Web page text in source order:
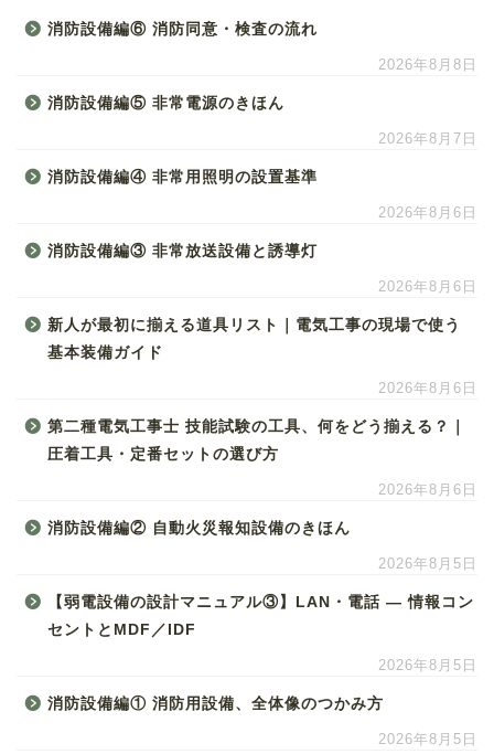
消防設備編⑥ 消防同意・検査の流れ
2026年8月8日
消防設備編⑤ 非常電源のきほん
2026年8月7日
消防設備編④ 非常用照明の設置基準
2026年8月6日
消防設備編③ 非常放送設備と誘導灯
2026年8月6日
新人が最初に揃える道具リスト｜電気工事の現場で使う
基本装備ガイド
2026年8月6日
第二種電気工事士 技能試験の工具、何をどう揃える？｜
圧着工具・定番セットの選び方
2026年8月6日
消防設備編② 自動火災報知設備のきほん
2026年8月5日
【弱電設備の設計マニュアル③】LAN・電話 ― 情報コン
セントとMDF／IDF
2026年8月5日
消防設備編① 消防用設備、全体像のつかみ方
2026年8月5日